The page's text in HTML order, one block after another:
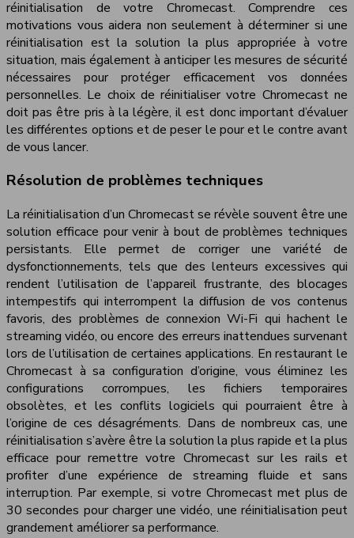
réinitialisation de votre Chromecast. Comprendre ces
motivations vous aidera non seulement à déterminer si une
réinitialisation est la solution la plus appropriée à votre
situation, mais également à anticiper les mesures de sécurité
nécessaires pour protéger efficacement vos données
personnelles. Le choix de réinitialiser votre Chromecast ne
doit pas être pris à la légère, il est donc important d’évaluer
les différentes options et de peser le pour et le contre avant
de vous lancer.
Résolution de problèmes techniques
La réinitialisation d’un Chromecast se révèle souvent être une
solution efficace pour venir à bout de problèmes techniques
persistants. Elle permet de corriger une variété de
dysfonctionnements, tels que des lenteurs excessives qui
rendent l’utilisation de l’appareil frustrante, des blocages
intempestifs qui interrompent la diffusion de vos contenus
favoris, des problèmes de connexion Wi-Fi qui hachent le
streaming vidéo, ou encore des erreurs inattendues survenant
lors de l’utilisation de certaines applications. En restaurant le
Chromecast à sa configuration d’origine, vous éliminez les
configurations corrompues, les fichiers temporaires
obsolètes, et les conflits logiciels qui pourraient être à
l’origine de ces désagréments. Dans de nombreux cas, une
réinitialisation s’avère être la solution la plus rapide et la plus
efficace pour remettre votre Chromecast sur les rails et
profiter d’une expérience de streaming fluide et sans
interruption. Par exemple, si votre Chromecast met plus de
30 secondes pour charger une vidéo, une réinitialisation peut
grandement améliorer sa performance.